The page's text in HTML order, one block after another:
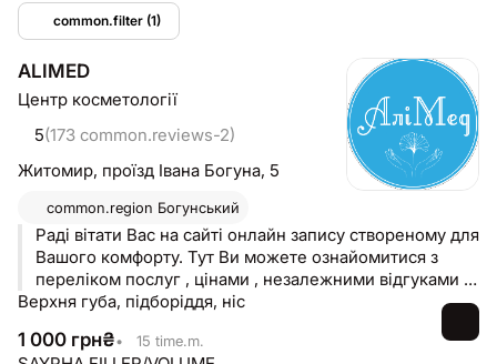
common.filter (1)
ALIMED
Центр косметології
5(173 common.reviews-2)
Житомир, проїзд Івана Богуна, 5
common.region Богунський
Раді вітати Вас на сайті онлайн запису створеному для
Вашого комфорту. Тут Ви можете ознайомитися з
переліком послуг , цінами , незалежними відгуками ,
а також здійснити запис до обраного фахівця всього
🩵
Верхня губа, підборіддя, ніс
1 000 грн₴• 15 time.m.